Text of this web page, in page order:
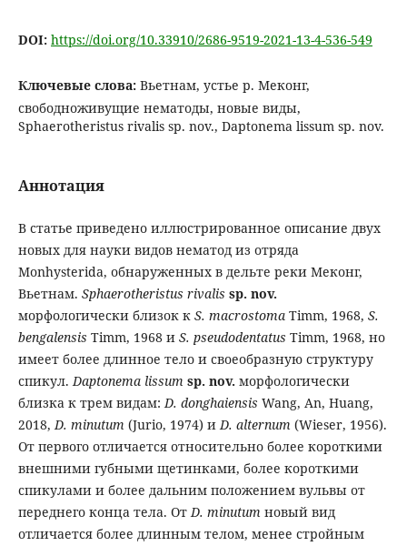
DOI: https://doi.org/10.33910/2686-9519-2021-13-4-536-549
Ключевые слова: Вьетнам, устье р. Меконг,
свободноживущие нематоды, новые виды,
Sphaerotheristus rivalis sp. nov., Daptonema lissum sp. nov.
Аннотация
В статье приведено иллюстрированное описание двух
новых для науки видов нематод из отряда
Monhysterida, обнаруженных в дельте реки Меконг,
Вьетнам. Sphaerotheristus rivalis sp. nov.
морфологически близок к S. macrostomaTimm, 1968, S.
bengalensis Timm, 1968 и S. pseudodentatus Timm, 1968, но
имеет более длинное тело и своеобразную структуру
спикул.Daptonema lissum sp. nov. морфологически
близка к трем видам:D. donghaiensis Wang, An, Huang,
2018,D. minutum (Jurio, 1974) иD. alternum (Wieser, 1956).
От первого отличается относительно более короткими
внешними губными щетинками, более короткими
спикулами и более дальним положением вульвы от
переднего конца тела. ОтD. minutum новый вид
отличается более длинным телом, менее стройным